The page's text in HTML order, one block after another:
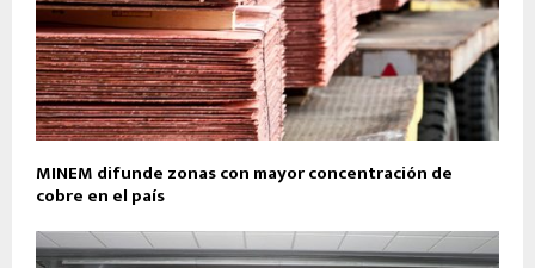
MINEM difunde zonas con mayor concentración de
cobre en el país